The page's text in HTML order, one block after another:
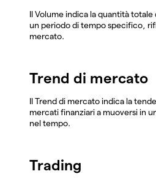
Il Volume indica la quantità
un periodo di tempo specifico,
mercato.
Trend di mercato
Il Trend di mercato indica la
mercati finanziari a muoversi in
nel tempo.
Trading